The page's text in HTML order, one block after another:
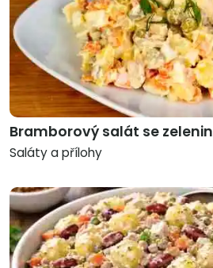
Bramborový salát se
Saláty a přílohy